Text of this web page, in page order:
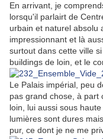
En arrivant, je
lorsqu'il parlairt de
urbain et naturel absolu
impressionnant et là
surtout dans cette ville
buildings de loin, et le
Le Palais impérial, peu
pas grand chose, à part
loin, lui aussi sous
lumières sont dures
pur, ce dont je ne me